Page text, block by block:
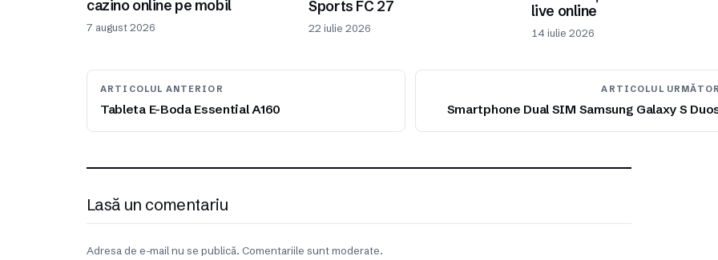
cazino online pe mobil
7 august 2026
Sports FC 27
22 iulie 2026
live online
14 iulie 2026
ARTICOLUL ANTERIOR
Tableta E-Boda Essential A160
ARTICOLUL
Smartphone Dual SIM Samsung Galaxy S
Lasă un comentariu
Adresa de e-mail nu se publică. Comentariile sunt moderate.